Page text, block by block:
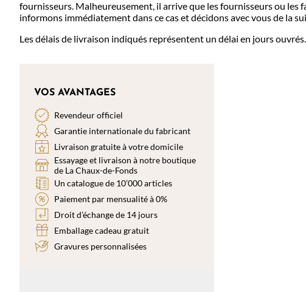
fournisseurs. Malheureusement, il arrive que les fournisseurs ou les
informons immédiatement dans ce cas et décidons avec vous de la
Les délais de livraison indiqués représentent un délai en jours
VOS AVANTAGES
Revendeur officiel
Garantie internationale du fabricant
Livraison gratuite à votre domicile
Essayage et livraison à notre boutique
de La Chaux-de-Fonds
Un catalogue de 10’000 articles
Paiement par mensualité à 0%
Droit d’échange de 14 jours
Emballage cadeau gratuit
Gravures personnalisées